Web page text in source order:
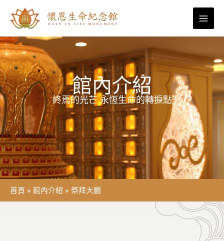
要
內
容
館內介紹
終焉的光芒 永恆生命的轉捩點
首頁 » 館內介紹 » 祭拜大廳